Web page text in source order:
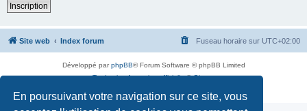
En poursuivant votre navigation sur ce site, vous
Inscription
Site web Index forum Fuseau horaire sur UTC+02:00
Développé parphpBB® Forum Software © phpBB Limited
Traduction française officielle©Qiaeru